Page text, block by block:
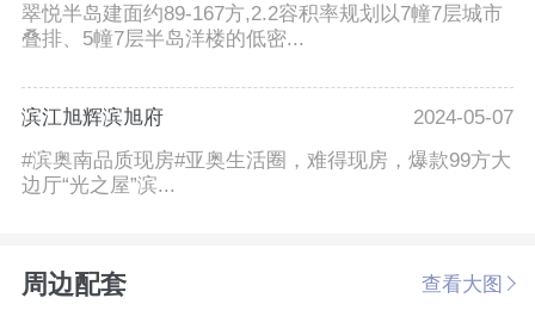
翠悦半岛建面约89-167方,2.2容积率规划以7幢7层城市
叠排、5幢7层半岛洋楼的低密...
滨江旭辉滨旭府
2024-05-07
#滨奥南品质现房#亚奥生活圈，难得现房，爆款99方大
边厅“光之屋”滨...
周边配套 查看大图